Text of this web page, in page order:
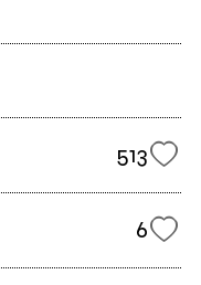
513
6